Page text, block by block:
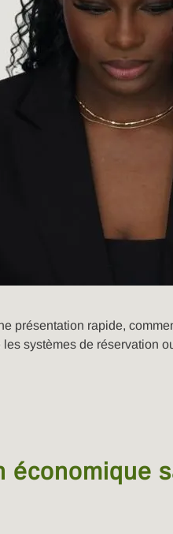
présentation rapide,
systèmes de réservation